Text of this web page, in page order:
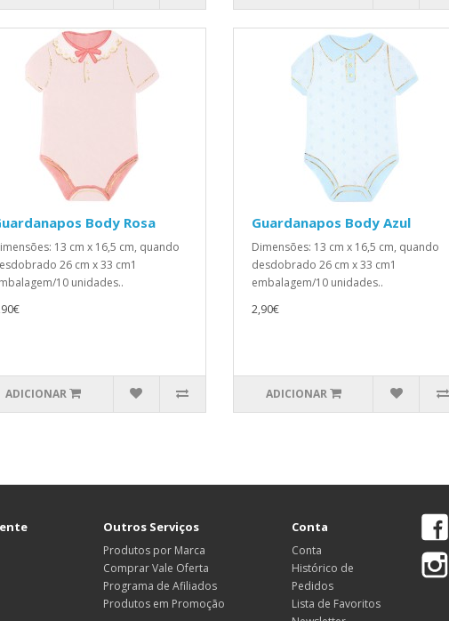
Body Rosa
13 cm x 16,5 cm, quando
26 cm x 33 cm1
10 unidades..
ADICIONAR
Guardanapos Body Azul
Dimensões: 13 cm x 16,5 cm, quando
desdobrado 26 cm x 33 cm1
embalagem/10 unidades..
2,90€
ADICIONAR
Outros Serviços
Produtos por Marca
Comprar Vale Oferta
Programa de Afiliados
Produtos em Promoção
Conta
Conta
Histórico de
Pedidos
Lista de Favoritos